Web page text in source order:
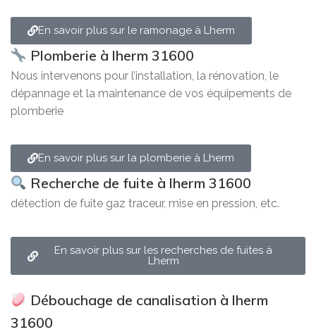
En savoir plus sur le ramonage à Lherm
Plomberie à lherm 31600
Nous intervenons pour l’installation, la rénovation, le
dépannage et la maintenance de vos équipements de
plomberie
En savoir plus sur la plomberie à Lherm
Recherche de fuite à lherm 31600
détection de fuite gaz traceur, mise en pression, etc.
En savoir plus sur les recherches de fuites à
Lherm
Débouchage de canalisation à lherm
31600